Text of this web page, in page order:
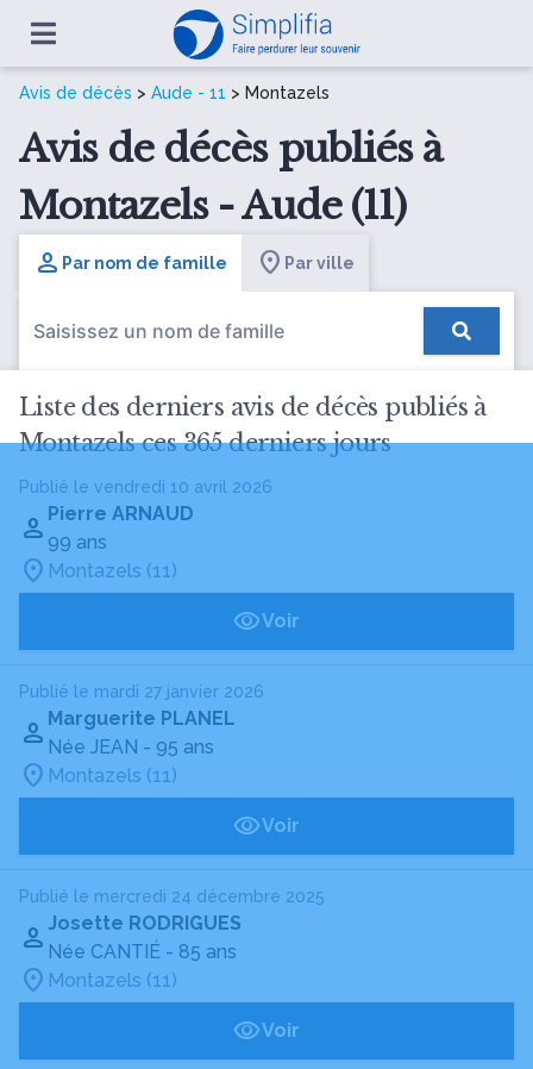
Avis de décès > Aude - 11 > Montazels
Avis de décès publiés à
Montazels - Aude (11)
Par nom de famille Par ville
Liste des derniers avis de décès publiés à
Montazels ces 365 derniers jours
Publié le vendredi 10 avril 2026
Pierre ARNAUD
99 ans
Montazels (11)
Voir
Publié le mardi 27 janvier 2026
Marguerite PLANEL
Née JEAN - 95 ans
Montazels (11)
Voir
Publié le mercredi 24 décembre 2025
Josette RODRIGUES
Née CANTIÉ - 85 ans
Montazels (11)
Voir